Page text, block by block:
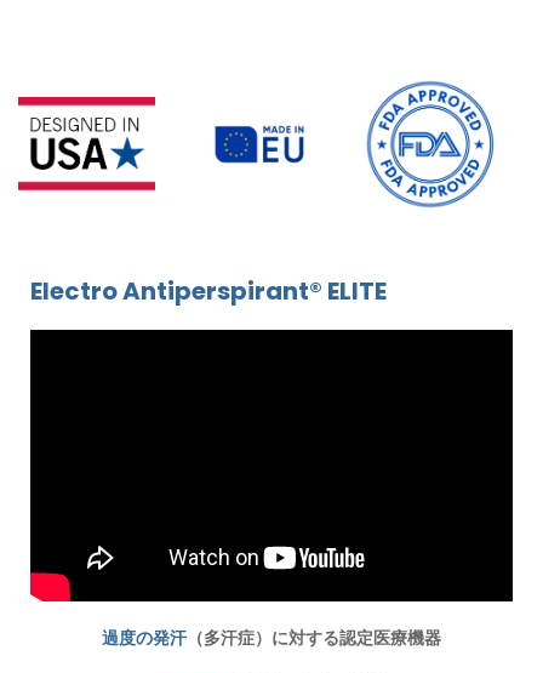
Electro Antiperspirant® ELITE
過度の発汗 （多汗症）に対する認定医療機器